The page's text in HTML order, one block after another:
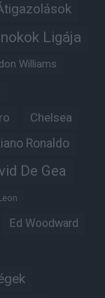
Ligája
Williams
Chelsea
Ronaldo
De Gea
Ed Woodward